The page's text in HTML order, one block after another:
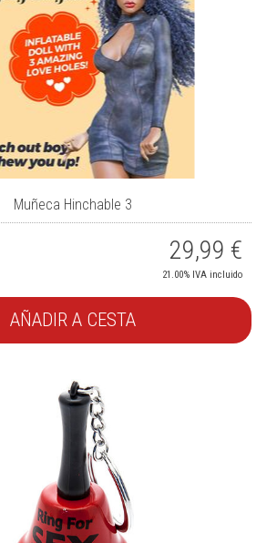
Muñeca Hinchable 3
29,99 €
21.00% IVA incluido
AÑADIR A CESTA